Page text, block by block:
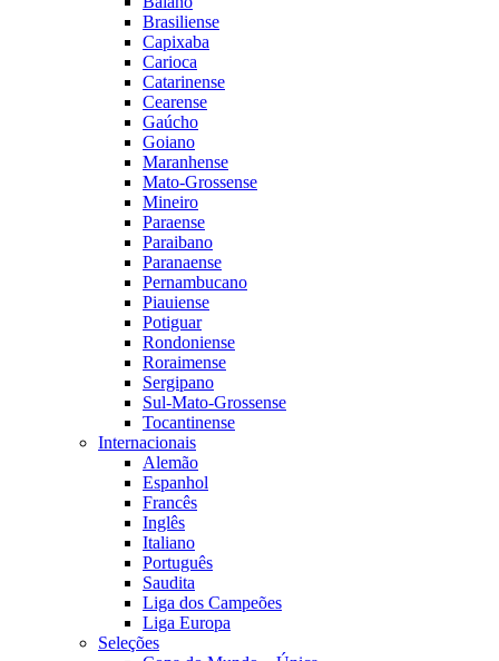
Brasiliense
Capixaba
Carioca
Catarinense
Cearense
Gaúcho
Goiano
Maranhense
Mato-Grossense
Mineiro
Paraense
Paraibano
Paranaense
Pernambucano
Piauiense
Potiguar
Rondoniense
Roraimense
Sergipano
Sul-Mato-Grossense
Tocantinense
Internacionais
Alemão
Espanhol
Francês
Inglês
Italiano
Português
Saudita
Liga dos Campeões
Liga Europa
Seleções